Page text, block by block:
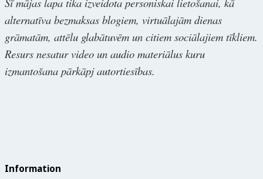
alternatīva bezmaksas blogiem, virtuālajām dienas
grāmatām, attēlu glabātuvēm un citiem sociālajiem tīkliem.
Resurs nesatur video un audio materiālus kuru
izmantošana pārkāpj autortiesības.
Information